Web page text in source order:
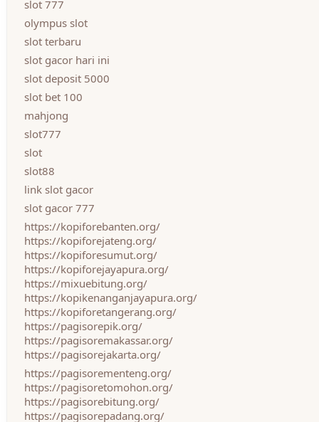
slot 777
olympus slot
slot terbaru
slot gacor hari ini
slot deposit 5000
slot bet 100
mahjong
slot777
slot
slot88
link slot gacor
slot gacor 777
https://kopiforebanten.org/
https://kopiforejateng.org/
https://kopiforesumut.org/
https://kopiforejayapura.org/
https://mixuebitung.org/
https://kopikenanganjayapura.org/
https://kopiforetangerang.org/
https://pagisorepik.org/
https://pagisoremakassar.org/
https://pagisorejakarta.org/
https://pagisorementeng.org/
https://pagisoretomohon.org/
https://pagisorebitung.org/
https://pagisorepadang.org/